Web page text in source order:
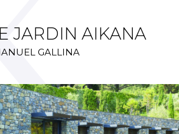
JARDIN AIKANA
GALLINA